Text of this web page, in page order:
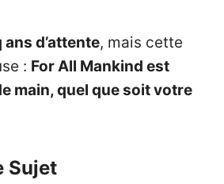
ans d’attente, mais cette
: For All Mankind est
main, quel que soit votre
Sujet